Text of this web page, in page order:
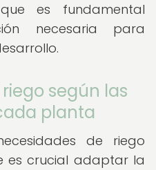
es fundamental
necesaria para
según las
planta
de riego
es crucial adaptar la